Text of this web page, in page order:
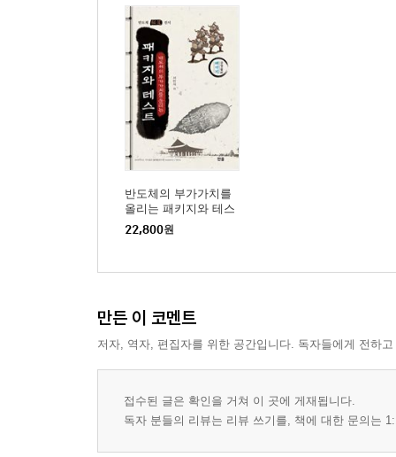
반도체의 부가가치를
올리는 패키지와 테스
트
22,800원
만든 이 코멘트
저자, 역자, 편집자를 위한 공간입니다. 독자들에게 전하
접수된 글은 확인을 거쳐 이 곳에 게재됩니다.
독자 분들의 리뷰는 리뷰 쓰기를, 책에 대한 문의는